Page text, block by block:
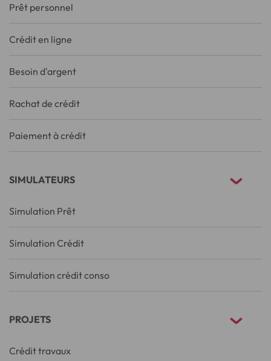
Prêt personnel
Crédit en ligne
Besoin d'argent
Rachat de crédit
Paiement à crédit
SIMULATEURS
Simulation Prêt
Simulation Crédit
Simulation crédit conso
PROJETS
Crédit travaux